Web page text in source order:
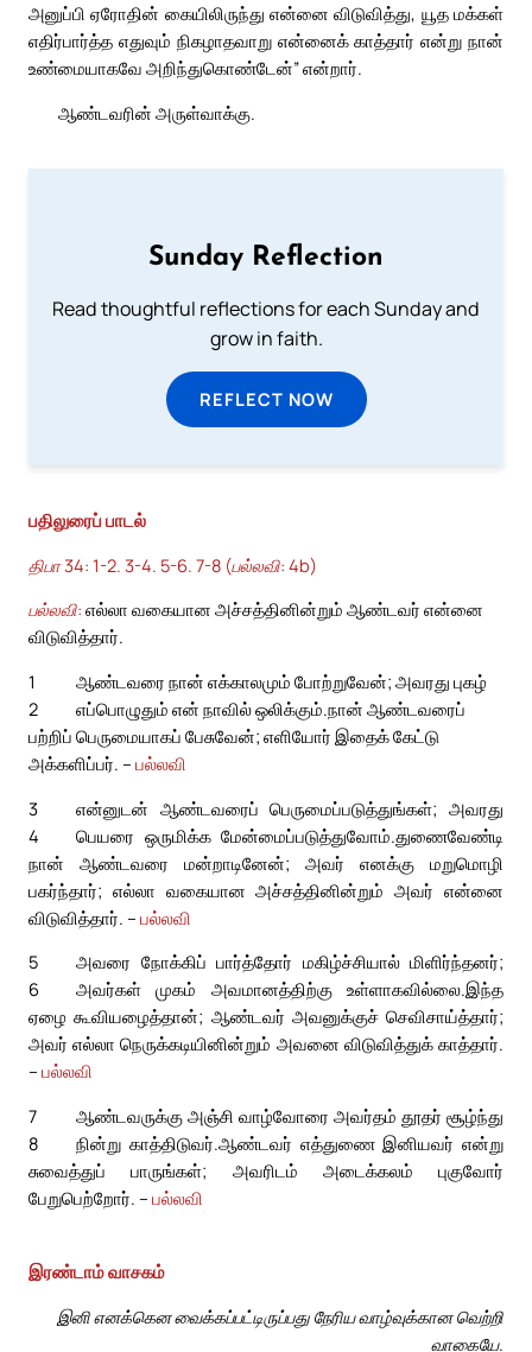
அனுப்பி ஏரோதின் கையிலிருந்து என்னை விடுவித்து, யூத மக்கள்
எதிர்பார்த்த எதுவும் நிகழாதவாறு என்னைக் காத்தார் என்று நான்
உண்மையாகவே அறிந்துகொண்டேன்” என்றார்.
ஆண்டவரின் அருள்வாக்கு.
Sunday Reflection
Read thoughtful reflections for each Sunday and
grow in faith.
REFLECT NOW
பதிலுரைப் பாடல்
திபா 34: 1-2. 3-4. 5-6. 7-8 (பல்லவி: 4b)
பல்லவி: எல்லா வகையான அச்சத்தினின்றும் ஆண்டவர் என்னை
விடுவித்தார்.
1
ஆண்டவரை நான் எக்காலமும் போற்றுவேன்; அவரது புகழ்
எப்பொழுதும் என் நாவில் ஒலிக்கும்.
2
நான் ஆண்டவரைப்
பற்றிப் பெருமையாகப் பேசுவேன்; எளியோர் இதைக் கேட்டு
அக்களிப்பர். – பல்லவி
3
என்னுடன் ஆண்டவரைப் பெருமைப்படுத்துங்கள்; அவரது
பெயரை ஒருமிக்க மேன்மைப்படுத்துவோம்.
4
துணைவேண்டி
நான் ஆண்டவரை மன்றாடினேன்; அவர் எனக்கு மறுமொழி
பகர்ந்தார்; எல்லா வகையான அச்சத்தினின்றும் அவர் என்னை
விடுவித்தார். – பல்லவி
5
அவரை நோக்கிப் பார்த்தோர் மகிழ்ச்சியால் மிளிர்ந்தனர்;
அவர்கள் முகம் அவமானத்திற்கு உள்ளாகவில்லை.
6
இந்த
ஏழை கூவியழைத்தான்; ஆண்டவர் அவனுக்குச் செவிசாய்த்தார்;
அவர் எல்லா நெருக்கடியினின்றும் அவனை விடுவித்துக் காத்தார்.
– பல்லவி
7
ஆண்டவருக்கு அஞ்சி வாழ்வோரை அவர்தம் தூதர் சூழ்ந்து
நின்று காத்திடுவர்.
8
ஆண்டவர் எத்துணை இனியவர் என்று
சுவைத்துப் பாருங்கள்; அவரிடம் அடைக்கலம் புகுவோர்
பேறுபெற்றோர். – பல்லவி
இரண்டாம் வாசகம்
இனி எனக்கென வைக்கப்பட்டிருப்பது நேரிய வாழ்வுக்கான வெற்றி
வாகையே.